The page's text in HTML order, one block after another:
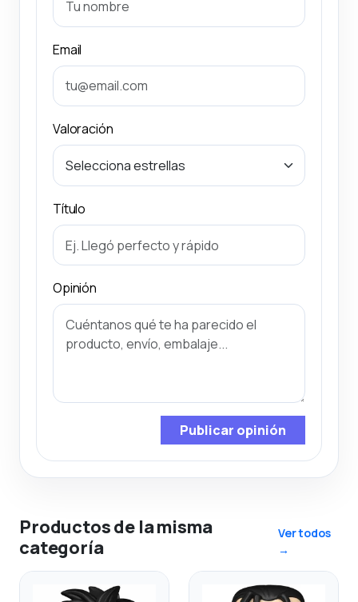
Email
Valoración
Título
Opinión
Publicar opinión
Productos de la misma
categoría
Ver todos
→